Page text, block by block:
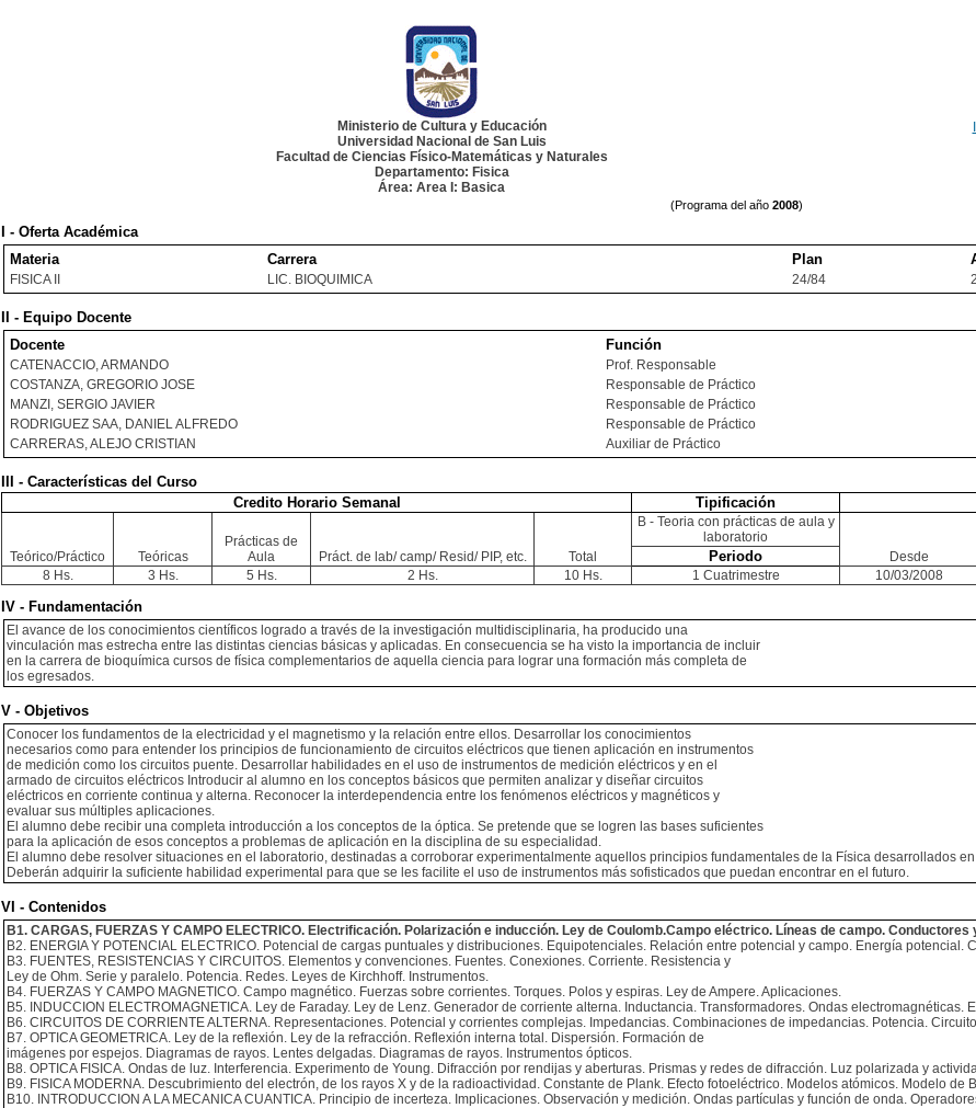
Ministerio de Cultura y Educación
Universidad Nacional de San Luis
Facultad de Ciencias Físico-Matemáticas y Naturales
Departamento: Fisica
Área: Area I: Basica
(Programa del año 2008)
I - Oferta Académica
Materia
Carrera Plan
FISICA II LIC. BIOQUIMICA 24/84 2
II - Equipo Docente
Docente
Función
CATENACCIO, ARMANDO Prof. Responsable
COSTANZA, GREGORIO JOSE
Responsable de Práctico
MANZI, SERGIO JAVIER
Responsable de Práctico
RODRIGUEZ SAA, DANIEL ALFREDO
Responsable de Práctico
CARRERAS, ALEJO CRISTIAN
Auxiliar de Práctico
III - Características del Curso
Credito Horario Semanal
Tipificación
Teórico/Práctico Teóricas
Prácticas de
Aula
Práct. de lab/ camp/ Resid/ PIP, etc. Total
B - Teoria con prácticas de aula y
laboratorio
Desde
Periodo
8 Hs. 3 Hs. 5 Hs. 2 Hs. 10 Hs. 1 Cuatrimestre 10/03/2008
IV - Fundamentación
El avance de los conocimientos científicos logrado a través de la investigación multidisciplinaria, ha producido una
vinculación mas estrecha entre las distintas ciencias básicas y aplicadas. En consecuencia se ha visto la importancia de incluir
en la carrera de bioquímica cursos de física complementarios de aquella ciencia para lograr una formación más completa de
los egresados.
V - Objetivos
Conocer los fundamentos de la electricidad y el magnetismo y la relación entre ellos. Desarrollar los conocimientos
necesarios como para entender los principios de funcionamiento de circuitos eléctricos que tienen aplicación en instrumentos
de medición como los circuitos puente. Desarrollar habilidades en el uso de instrumentos de medición eléctricos y en el
armado de circuitos eléctricos Introducir al alumno en los conceptos básicos que permiten analizar y diseñar circuitos
eléctricos en corriente continua y alterna. Reconocer la interdependencia entre los fenómenos eléctricos y magnéticos y
evaluar sus múltiples aplicaciones.
El alumno debe recibir una completa introducción a los conceptos de la óptica. Se pretende que se logren las bases suficientes
para la aplicación de esos conceptos a problemas de aplicación en la disciplina de su especialidad.
El alumno debe resolver situaciones en el laboratorio, destinadas a corroborar experimentalmente aquellos principios fundamentales de la Física desarrollados
Deberán adquirir la suficiente habilidad experimental para que se les facilite el uso de instrumentos más sofisticados que puedan encontrar en el futuro.
VI - Contenidos
B1. CARGAS, FUERZAS Y CAMPO ELECTRICO. Electrificación. Polarización e inducción. Ley de Coulomb.Campo eléctrico. Líneas de campo. Conductores
B2. ENERGIA Y POTENCIAL ELECTRICO. Potencial de cargas puntuales y distribuciones. Equipotenciales. Relación entre potencial y campo. Energía potencial.
B3. FUENTES, RESISTENCIAS Y CIRCUITOS. Elementos y convenciones. Fuentes. Conexiones. Corriente. Resistencia y
Ley de Ohm. Serie y paralelo. Potencia. Redes. Leyes de Kirchhoff. Instrumentos.
B4. FUERZAS Y CAMPO MAGNETICO. Campo magnético. Fuerzas sobre corrientes. Torques. Polos y espiras. Ley de Ampere. Aplicaciones.
B5. INDUCCION ELECTROMAGNETICA. Ley de Faraday. Ley de Lenz. Generador de corriente alterna. Inductancia. Transformadores. Ondas electromagnéticas.
B6. CIRCUITOS DE CORRIENTE ALTERNA. Representaciones. Potencial y corrientes complejas. Impedancias. Combinaciones de impedancias. Potencia.
B7. OPTICA GEOMETRICA. Ley de la reflexión. Ley de la refracción. Reflexión interna total. Dispersión. Formación de
imágenes por espejos. Diagramas de rayos. Lentes delgadas. Diagramas de rayos. Instrumentos ópticos.
B8. OPTICA FISICA. Ondas de luz. Interferencia. Experimento de Young. Difracción por rendijas y aberturas. Prismas y redes de difracción. Luz polarizada y
B9. FISICA MODERNA. Descubrimiento del electrón, de los rayos X y de la radioactividad. Constante de Plank. Efecto fotoeléctrico. Modelos atómicos. Modelo de
B10. INTRODUCCION A LA MECANICA CUANTICA. Principio de incerteza. Implicaciones. Observación y medición. Ondas partículas y función de onda.